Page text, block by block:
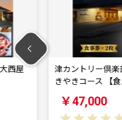
楽部 松阪牛特選す
津
ゃ